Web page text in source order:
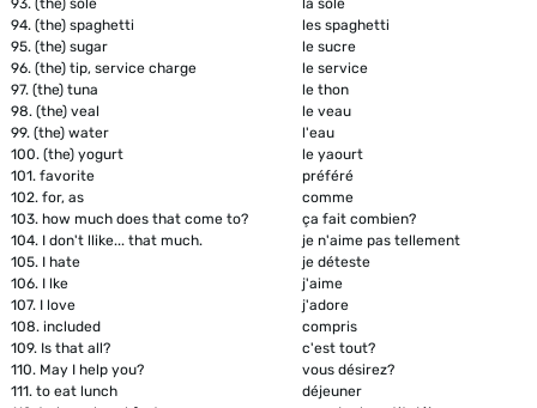
94. (the) spaghetti
les spaghetti
95. (the) sugar
le sucre
96. (the) tip, service charge
le service
97. (the) tuna
le thon
98. (the) veal
le veau
99. (the) water
l'eau
100. (the) yogurt
le yaourt
101. favorite
préféré
102. for, as
comme
103. how much does that come to?
ça fait combien?
104. I don't llike... that much.
je n'aime pas tellement
105. I hate
je déteste
106. I lke
j'aime
107. I love
j'adore
108. included
compris
109. Is that all?
c'est tout?
110. May I help you?
vous désirez?
111. to eat lunch
déjeuner